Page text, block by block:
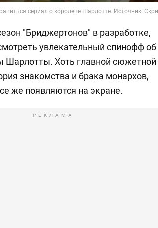
сериал о королеве Шарлотте. Источник:
"Бриджертонов" в разработке,
увлекательный спинофф об
Шарлотты. Хоть главной сюжетной
знакомства и брака монархов,
же появляются на экране.
РЕКЛАМА